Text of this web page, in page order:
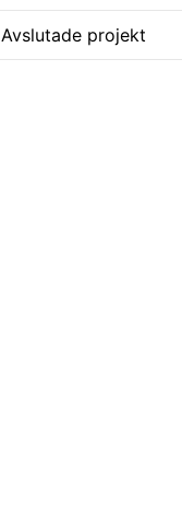
Avslutade projekt